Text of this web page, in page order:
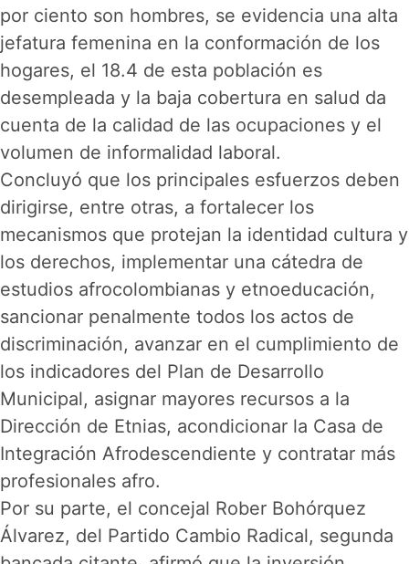
por ciento son hombres, se evidencia una alta
jefatura femenina en la conformación de los
hogares, el 18.4 de esta población es
desempleada y la baja cobertura en salud da
cuenta de la calidad de las ocupaciones y el
volumen de informalidad laboral.
Concluyó que los principales esfuerzos deben
dirigirse, entre otras, a fortalecer los
mecanismos que protejan la identidad cultura y
los derechos, implementar una cátedra de
estudios afrocolombianas y etnoeducación,
sancionar penalmente todos los actos de
discriminación, avanzar en el cumplimiento de
los indicadores del Plan de Desarrollo
Municipal, asignar mayores recursos a la
Dirección de Etnias, acondicionar la Casa de
Integración Afrodescendiente y contratar más
profesionales afro.
Por su parte, el concejal Rober Bohórquez
Álvarez, del Partido Cambio Radical, segunda